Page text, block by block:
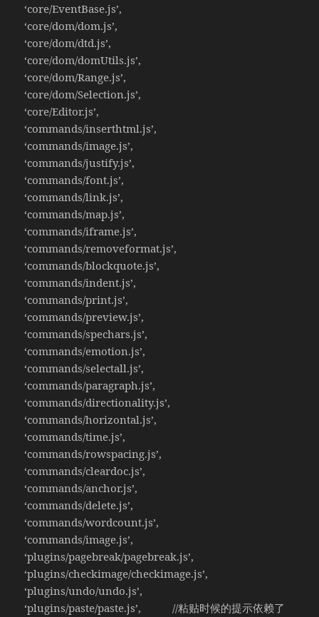
‘core/EventBase.js’,
‘core/dom/dom.js’,
‘core/dom/dtd.js’,
‘core/dom/domUtils.js’,
‘core/dom/Range.js’,
‘core/dom/Selection.js’,
‘core/Editor.js’,
‘commands/inserthtml.js’,
‘commands/image.js’,
‘commands/justify.js’,
‘commands/font.js’,
‘commands/link.js’,
‘commands/map.js’,
‘commands/iframe.js’,
‘commands/removeformat.js’,
‘commands/blockquote.js’,
‘commands/indent.js’,
‘commands/print.js’,
‘commands/preview.js’,
‘commands/spechars.js’,
‘commands/emotion.js’,
‘commands/selectall.js’,
‘commands/paragraph.js’,
‘commands/directionality.js’,
‘commands/horizontal.js’,
‘commands/time.js’,
‘commands/rowspacing.js’,
‘commands/cleardoc.js’,
‘commands/anchor.js’,
‘commands/delete.js’,
‘commands/wordcount.js’,
‘commands/image.js’,
‘plugins/pagebreak/pagebreak.js’,
‘plugins/checkimage/checkimage.js’,
‘plugins/undo/undo.js’,
‘plugins/paste/paste.js’, //粘贴时候的提示依赖了